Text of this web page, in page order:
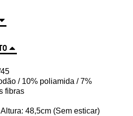
/ 10% poliamida / 7%
fibras
48,5cm (Sem esticar)